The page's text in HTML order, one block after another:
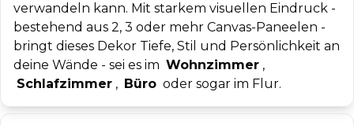
verwandeln kann. Mit starkem visuellen Eindruck -
bestehend aus 2, 3 oder mehr Canvas-Paneelen -
bringt dieses Dekor Tiefe, Stil und Persönlichkeit an
deine Wände - sei es im Wohnzimmer ,
Schlafzimmer , Büro oder sogar im Flur.